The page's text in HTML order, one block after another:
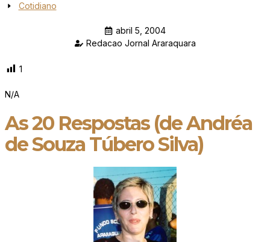
Cotidiano
abril 5, 2004
Redacao Jornal Araraquara
1
N/A
As 20 Respostas (de Andréa
de Souza Túbero Silva)